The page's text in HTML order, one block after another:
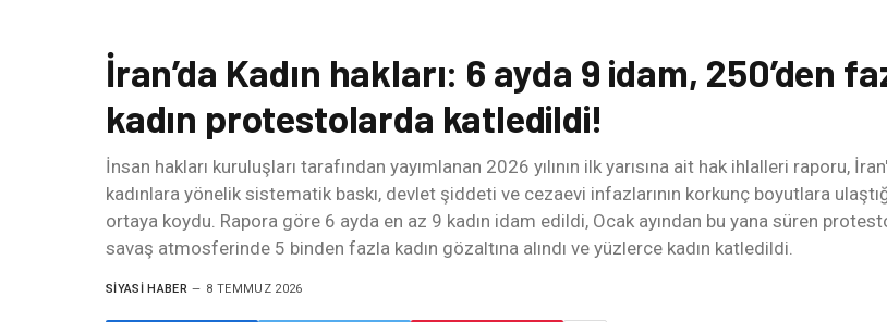
İran’da Kadın hakları: 6 ayda 9 idam, 250’den
kadın protestolarda katledildi!
İnsan hakları kuruluşları tarafından yayımlanan 2026 yılının ilk yarısına ait hak ihlalleri raporu,
kadınlara yönelik sistematik baskı, devlet şiddeti ve cezaevi infazlarının korkunç boyutlara
ortaya koydu. Rapora göre 6 ayda en az 9 kadın idam edildi, Ocak ayından bu yana süren
savaş atmosferinde 5 binden fazla kadın gözaltına alındı ve yüzlerce kadın katledildi.
SIYASI HABER 8 TEMMUZ 2026